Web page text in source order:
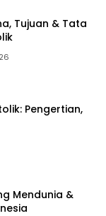
Tujuan & Tata
Pengertian,
Mendunia &